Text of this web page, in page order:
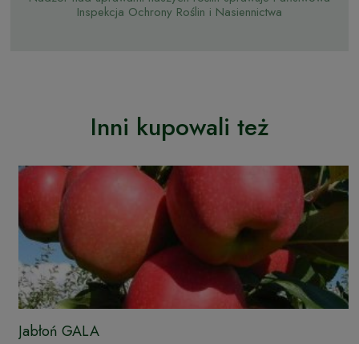
Inspekcja Ochrony Roślin i Nasiennictwa
Inni kupowali też
Jabłoń GALA